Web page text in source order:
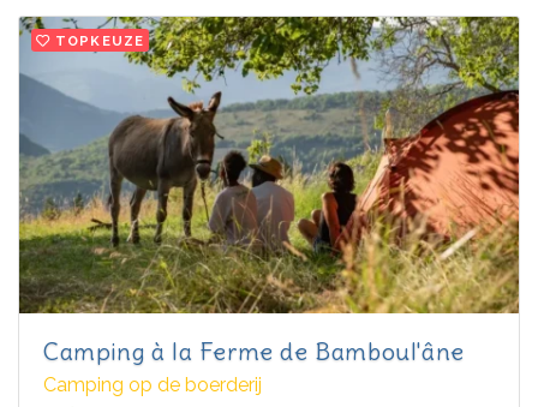
TOPKEUZE
Camping à la Ferme de Bamboul'âne
Camping op de boerderij